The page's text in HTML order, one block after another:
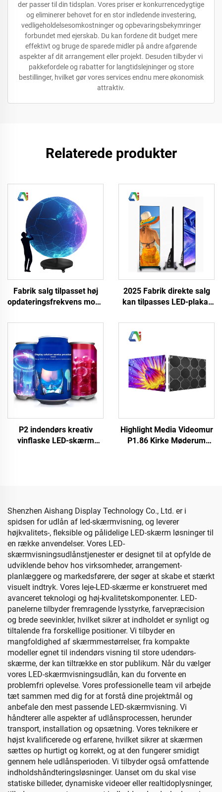
der passer til din tidsplan. Vores priser er konkurrencedygtige
og eliminerer behovet for en stor indledende investering,
vedligeholdelsesomkostninger og opbevaringsbekymringer
forbundet med ejerskab. Du kan fordеле dit budget mere
effektivt og bruge de sparede midler på andre afgørende
aspekter af dit arrangement eller projekt. Desuden tilbyder vi
pakkefordele og rabatter for langtidslejninger og store
bestillinger, hvilket gør vores services endnu mere økonomisk
attraktiv.
Relaterede produkter
Fabrik salg tilpasset høj
opdateringsfrekvens mobil
indendørs hængende Led
kugleformet display
skærm
2025 Fabrik direkte salg
kan tilpasses LED-plakat
digital visningsskærm
indendørs/uddendørs ny
P2 indendørs kreativ
vinflaske LED-skærm
Highlight Media Videomur
P1.86 Kirke Møderum
Shenzhen Aishang Display Technology Co., Ltd. er i
spidsen for udlån af led-skærmvisning, og leverer
højkvalitets-, fleksible og pålidelige LED-skærm løsninger til
en række anvendelser. Vores LED-
skærmvisningsudlånstjenester er designet til at opfylde de
udviklende behov hos virksomheder, arrangement-
planlæggere og markedsførere, der søger at skabe et stærkt
visuelt indtryk. Vores leje-LED-skærme er konstrueret med
avanceret teknologi og høj-kvalitetskomponenter. LED-
panelerne tilbyder fremragende lysstyrke, farvepræcision
og brede seevinkler, hvilket sikrer at indholdet er synligt og
tiltalende fra forskellige positioner. Vi tilbyder en
mangfoldighed af skærmmestørrelser, fra kompakte
modeller egnet til indendørs visning til store udendørs-
skærme, der kan tiltrække en stor publikum. Når du vælger
vores LED-skærmvisningsudlån, kan du forvente en
problemfri oplevelse. Vores professionelle team vil arbejde
tæt sammen med dig for at forstå dine projektmål og
anbefale den mest passende LED-skærmvisning. Vi
håndterer alle aspekter af udlånsprocessen, herunder
transport, installation og opsætning. Vores teknikere er
højst kvalificerede og erfarene, hvilket sikrer at skærmen
sættes op hurtigt og korrekt, og at den fungerer smidigt
gennem hele udlånsperioden. Vi tilbyder også omfattende
indholdshåndteringsløsninger. Uanset om du skal vise
statiske billeder, dynamiske videoer eller realtidoplysninger,